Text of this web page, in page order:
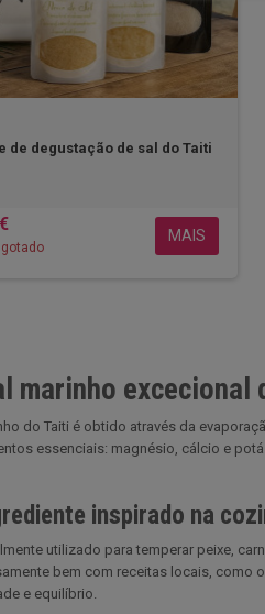
de degustação de sal do Taiti
MAIS
marinho excecional
do Taiti é obtido através da
essenciais: magnésio, cálcio e
inspirado na
utilizado para temperar peixe,
bem com receitas locais, como
e equilíbrio.